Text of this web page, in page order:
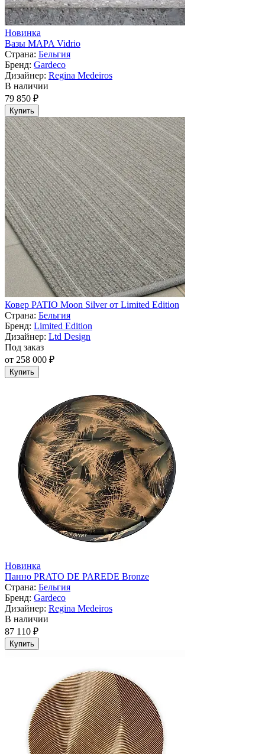
Новинка
Вазы MAPA Vidrio
Страна: Бельгия
Бренд: Gardeco
Дизайнер: Regina Medeiros
В наличии
79 850 ₽
Купить
Ковер PATIO Moon Silver от Limited Edition
Страна: Бельгия
Бренд: Limited Edition
Дизайнер: Ltd Design
Под заказ
от 258 000 ₽
Купить
Новинка
Панно PRATO DE PAREDE Bronze
Страна: Бельгия
Бренд: Gardeco
Дизайнер: Regina Medeiros
В наличии
87 110 ₽
Купить